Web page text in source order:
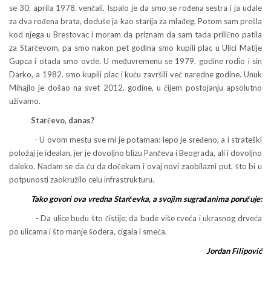
se 30. aprila 1978. venčali. Ispalo je da smo se rođena sestra i ja udale
za dva rođena brata, doduše ja kao starija za mlađeg. Potom sam prešla
kod njega u Brestovac i moram da priznam da sam tada prilično patila
za Starčevom, pa smo nakon pet godina smo kupili plac u Ulici Matije
Gupca i otada smo ovde. U međuvremenu se 1979. godine rodio i sin
Darko, a 1982. smo kupili plac i kuću završili već naredne godine. Unuk
Mihajlo je došao na svet 2012. godine, u čijem postojanju apsolutno
uživamo.
Starčevo, danas?
- U ovom mestu sve mi je potaman: lepo je sređeno, a i strateški
položaj je idealan, jer je dovoljno blizu Pančeva i Beograda, ali i dovoljno
daleko. Nadam se da ću da dočekam i ovaj novi zaobilazni put, što bi u
potpunosti zaokružilo celu infrastrukturu.
Tako govori ova vredna Starčevka, a svojim sugrađanima poručuje:
- Da ulice budu što čistije; da bude više cveća i ukrasnog drveća
po ulicama i što manje šodera, cigala i smeća.
Jordan Filipović